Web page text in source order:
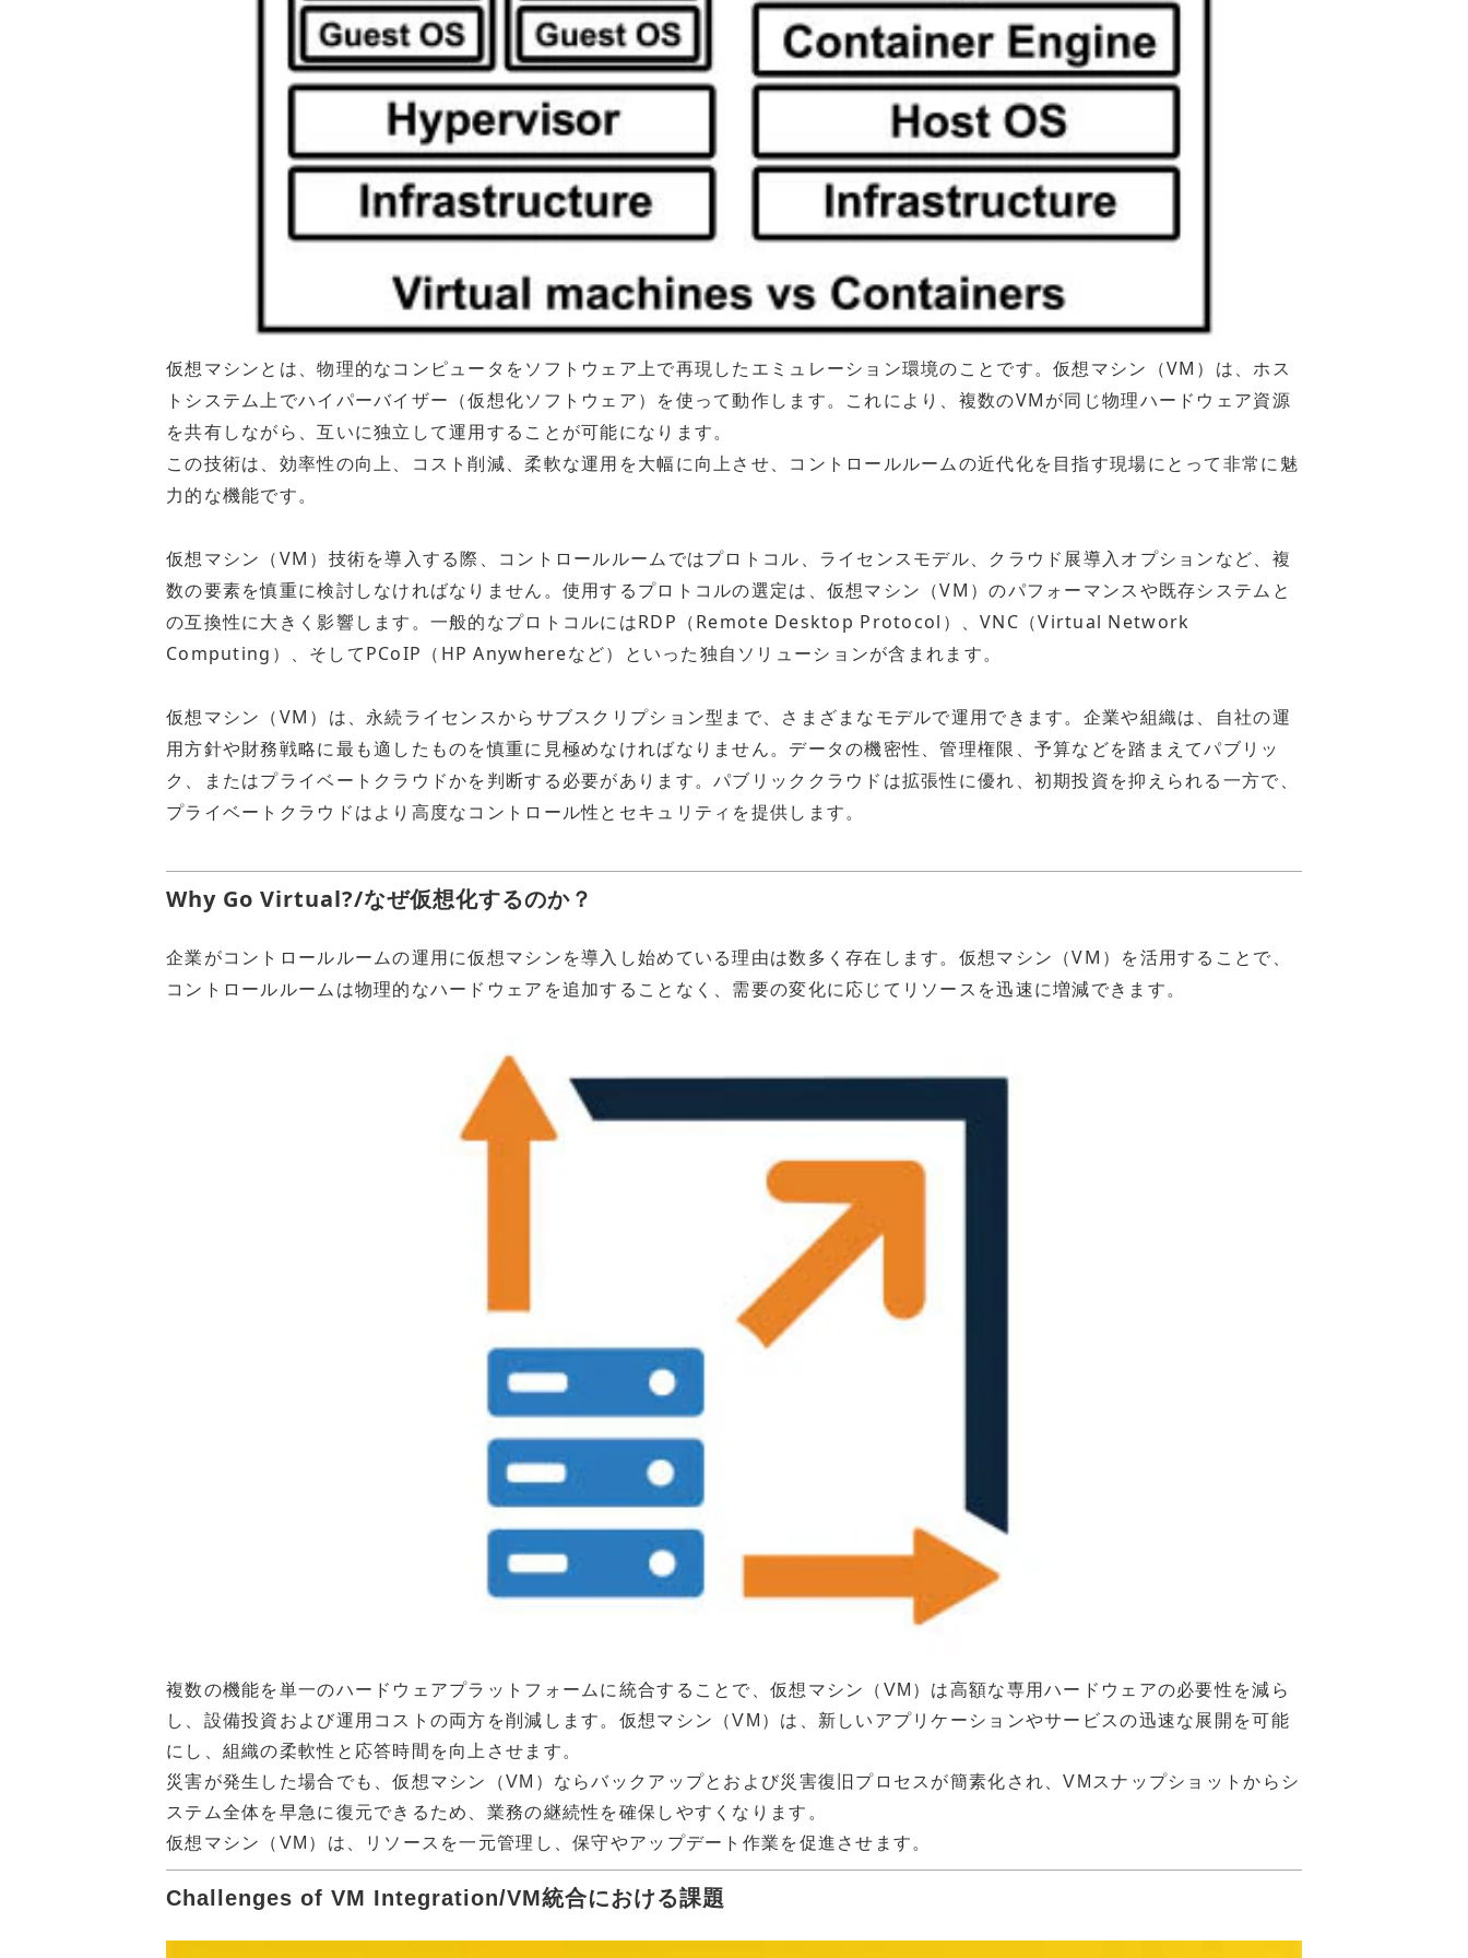
仮想マシンとは、物理的なコンピュータをソフトウェア上で再現したエミュレーション環境のことです。仮想マシン（VM）は、ホス
トシステム上でハイパーバイザー（仮想化ソフトウェア）を使って動作します。これにより、複数のVMが同じ物理ハードウェア資源
を共有しながら、互いに独立して運用することが可能になります。
この技術は、効率性の向上、コスト削減、柔軟な運用を大幅に向上させ、コントロールルームの近代化を目指す現場にとって非常に魅
力的な機能です。
仮想マシン（VM）技術を導入する際、コントロールルームではプロトコル、ライセンスモデル、クラウド展導入オプションなど、複
数の要素を慎重に検討しなければなりません。使用するプロトコルの選定は、仮想マシン（VM）のパフォーマンスや既存システムと
の互換性に大きく影響します。一般的なプロトコルにはRDP（Remote Desktop Protocol）、VNC（Virtual Network
Computing）、そしてPCoIP（HP Anywhereなど）といった独自ソリューションが含まれます。
仮想マシン（VM）は、永続ライセンスからサブスクリプション型まで、さまざまなモデルで運用できます。企業や組織は、自社の運
用方針や財務戦略に最も適したものを慎重に見極めなければなりません。データの機密性、管理権限、予算などを踏まえてパブリッ
ク、またはプライベートクラウドかを判断する必要があります。パブリッククラウドは拡張性に優れ、初期投資を抑えられる一方で、
プライベートクラウドはより高度なコントロール性とセキュリティを提供します。
Why Go Virtual?/なぜ仮想化するのか？
企業がコントロールルームの運用に仮想マシンを導入し始めている理由は数多く存在します。仮想マシン（VM）を活用することで、
コントロールルームは物理的なハードウェアを追加することなく、需要の変化に応じてリソースを迅速に増減できます。
複数の機能を単一のハードウェアプラットフォームに統合することで、仮想マシン（VM）は高額な専用ハードウェアの必要性を減ら
し、設備投資および運用コストの両方を削減します。仮想マシン（VM）は、新しいアプリケーションやサービスの迅速な展開を可能
にし、組織の柔軟性と応答時間を向上させます。
災害が発生した場合でも、仮想マシン（VM）ならバックアップとおよび災害復旧プロセスが簡素化され、VMスナップショットからシ
ステム全体を早急に復元できるため、業務の継続性を確保しやすくなります。
仮想マシン（VM）は、リソースを一元管理し、保守やアップデート作業を促進させます。
Challenges of VM Integration/VM統合における課題